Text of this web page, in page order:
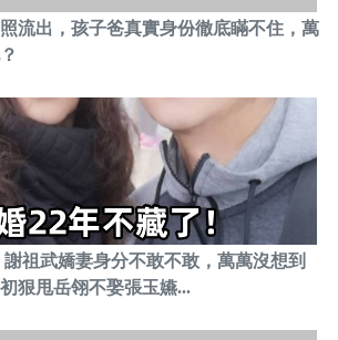
流出，孩子爸真實身份徹底瞞不住，萬
祖武嬌妻身分不敢不敢，萬萬沒想到
狠甩岳翎不娶張玉嬿...